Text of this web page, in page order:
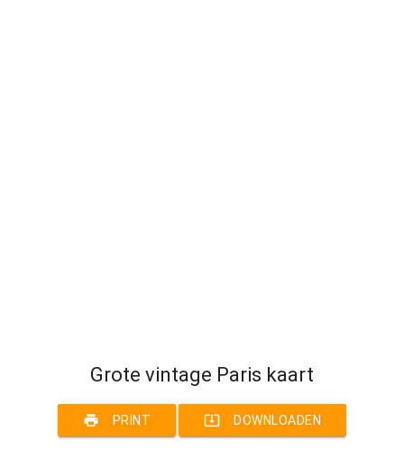
Grote vintage Paris kaart
print PRINT system_update_alt DOWNLOADEN